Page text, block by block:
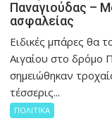
Παναγιούδας –
ασφαλείας
Ειδικές μπάρες θα
Αιγαίου στο δρόμο
σημειώθηκαν
τέσσερις...
ΠΟΛΙΤΙΚΑ